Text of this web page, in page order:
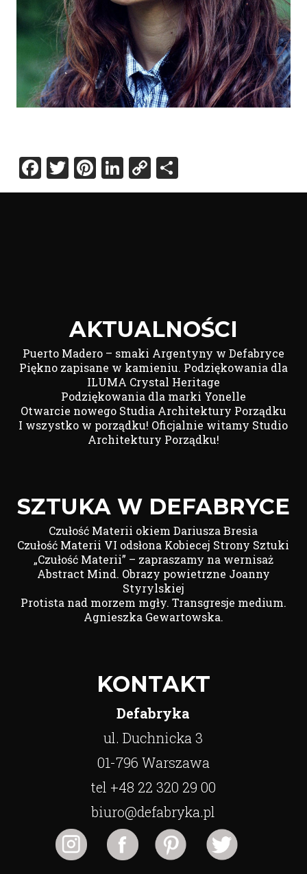
Facebook
Twitter
Pinterest
LinkedIn
Copy
Link
Share
AKTUALNOŚCI
Puerto Madero – smaki Argentyny w Defabryce
Piękno zapisane w kamieniu. Podziękowania dla
ILUMA Crystal Heritage
Podziękowania dla marki Yonelle
Otwarcie nowego Studia Architektury Porządku
I wszystko w porządku! Oficjalnie witamy Studio
Architektury Porządku!
SZTUKA W DEFABRYCE
Czułość Materii okiem Dariusza Bresia
Czułość Materii VI odsłona Kobiecej Strony Sztuki
„Czułość Materii” – zapraszamy na wernisaż
Abstract Mind. Obrazy powietrzne Joanny
Styrylskiej
Protista nad morzem mgły. Transgresje medium.
Agnieszka Gewartowska.
KONTAKT
Defabryka
ul. Duchnicka 3
01-796 Warszawa
tel +48 22 320 29 00
biuro@defabryka.pl